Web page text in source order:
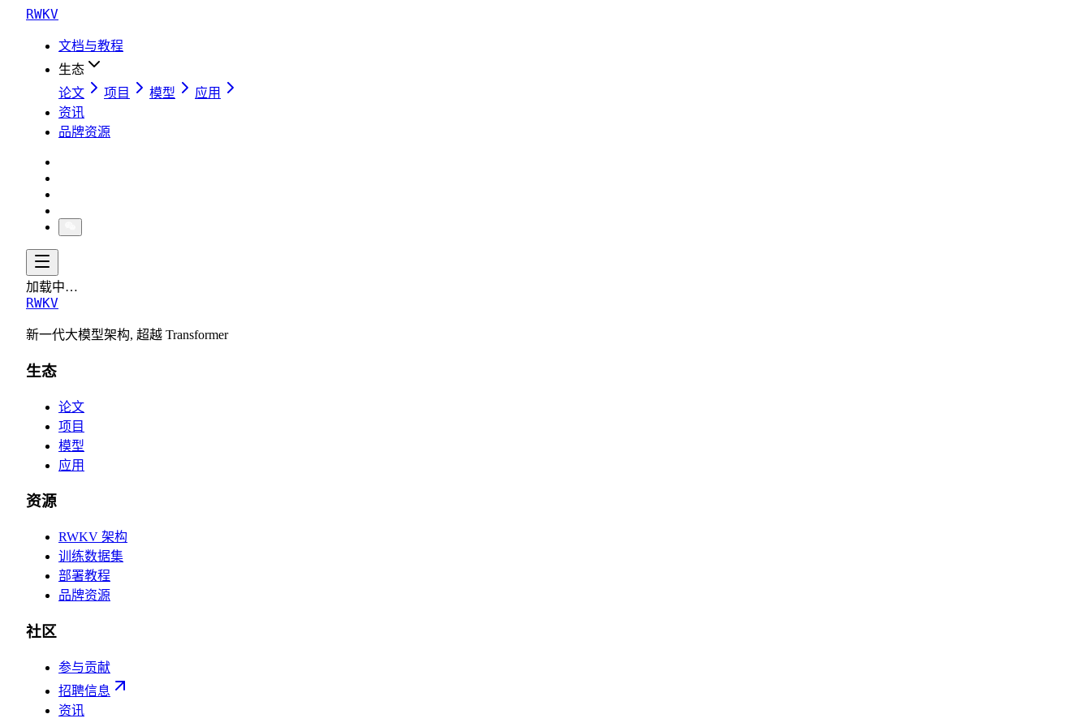
RWKV
文档与教程
生态
论文
项目 模型
应用
资讯
品牌资源
加载中…
RWKV
新一代大模型架构, 超越 Transformer
生态
论文
项目
模型
应用
资源
RWKV 架构
训练数据集
部署教程
品牌资源
社区
参与贡献
招聘信息
资讯